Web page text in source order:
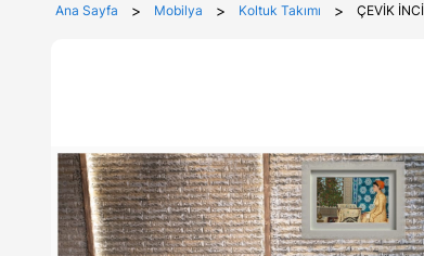
Ana Sayfa > Mobilya > Koltuk Takımı > ÇEVİK